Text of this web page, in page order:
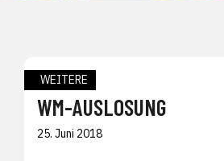
WEITERE
WM-AUSLOSUNG
25. Juni 2018